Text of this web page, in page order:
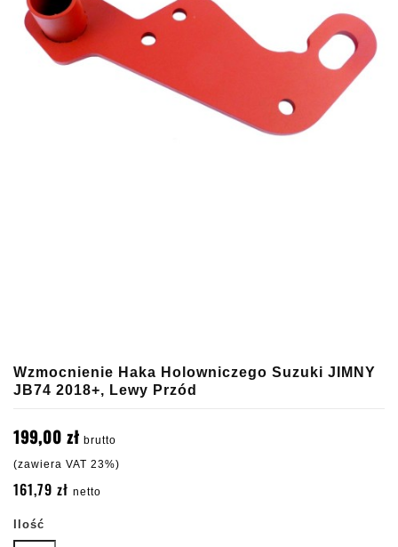
Wzmocnienie Haka Holowniczego Suzuki JIMNY
JB74 2018+, Lewy Przód
199,00 zł brutto
(zawiera VAT 23%)
161,79 zł netto
Ilość